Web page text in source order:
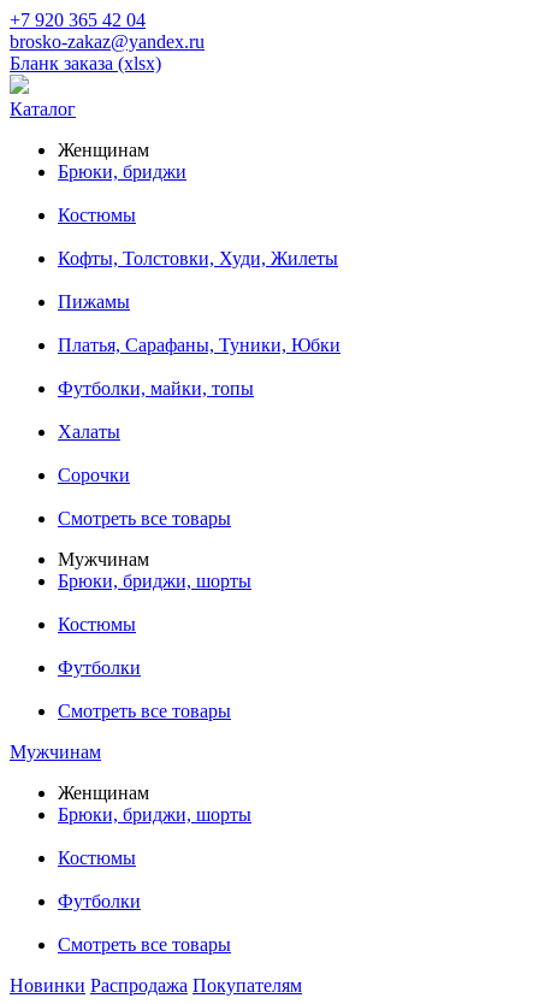
+7 920 365 42 04
brosko-zakaz@yandex.ru
Бланк заказа (xlsx)
Каталог
Женщинам
Брюки, бриджи
Костюмы
Кофты, Толстовки, Худи, Жилеты
Пижамы
Платья, Сарафаны, Туники, Юбки
Футболки, майки, топы
Халаты
Сорочки
Смотреть все товары
Мужчинам
Брюки, бриджи, шорты
Костюмы
Футболки
Смотреть все товары
Мужчинам
Женщинам
Брюки, бриджи, шорты
Костюмы
Футболки
Смотреть все товары
Новинки Распродажа Покупателям